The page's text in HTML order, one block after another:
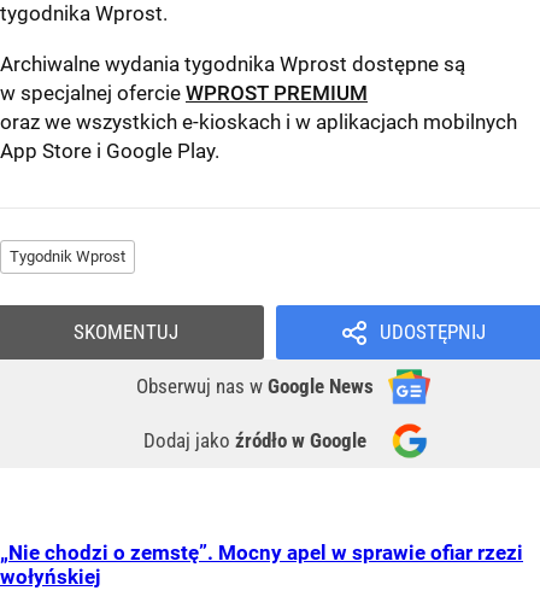
tygodnika Wprost.
Archiwalne wydania tygodnika Wprost dostępne są
w specjalnej ofercie WPROST PREMIUM
oraz we wszystkich e-kioskach i w aplikacjach mobilnych
App Store i Google Play.
Tygodnik Wprost
UDOSTĘPNIJ
Obserwuj nas w Google News
Dodaj jako źródło w Google
SKOMENTUJ
„Nie chodzi o zemstę”. Mocny apel w sprawie ofiar rzezi
wołyńskiej